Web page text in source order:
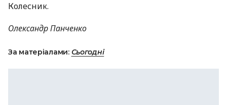
Колесник.
Олександр Панченко
За матеріалами: Сьогодні